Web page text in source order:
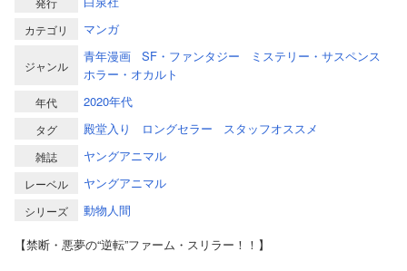
カテゴリ マンガ
ジャンル
青年漫画 SF・ファンタジー
ミステリー・サスペンス
ホラー・オカルト
年代 2020年代
タグ 殿堂入り ロングセラー スタッフオススメ
雑誌 ヤングアニマル
レーベル ヤングアニマル
シリーズ
動物人間
【禁断・悪夢の“逆転”ファーム・スリラー！！】